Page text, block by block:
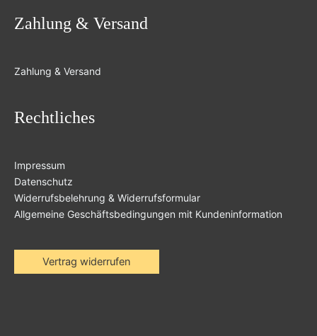
Zahlung & Versand
Zahlung & Versand
Rechtliches
Impressum
Datenschutz
Widerrufsbelehrung & Widerrufsformular
Allgemeine Geschäftsbedingungen mit Kundeninformation
Vertrag widerrufen